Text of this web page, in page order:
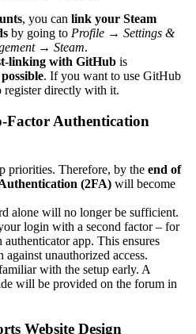
, you can link your Steam
by going to Profile → Settings &
→ Steam.
linking with GitHub is
. If you want to use GitHub
register directly with it.
Factor Authentication
priorities. Therefore, by the end of
(2FA) will become
alone will no longer be sufficient.
login with a second factor – for
app. This ensures
unauthorized access.
with the setup early. A
will be provided on the forum in
Website Design